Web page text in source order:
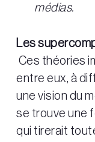
médias.
Les
Ces théories
entre eux, à
une vision du
se trouve une
qui tirerait